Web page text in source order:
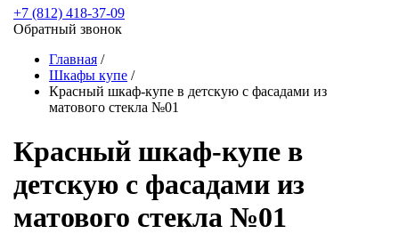
+7 (812) 418-37-09
Обратный звонок
Главная /
Шкафы купе /
Красный шкаф-купе в детскую с фасадами из
матового стекла №01
Красный шкаф-купе в
детскую с фасадами из
матового стекла №01